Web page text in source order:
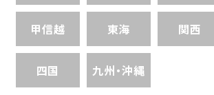
甲信越 東海 関西
四国 九州・沖縄